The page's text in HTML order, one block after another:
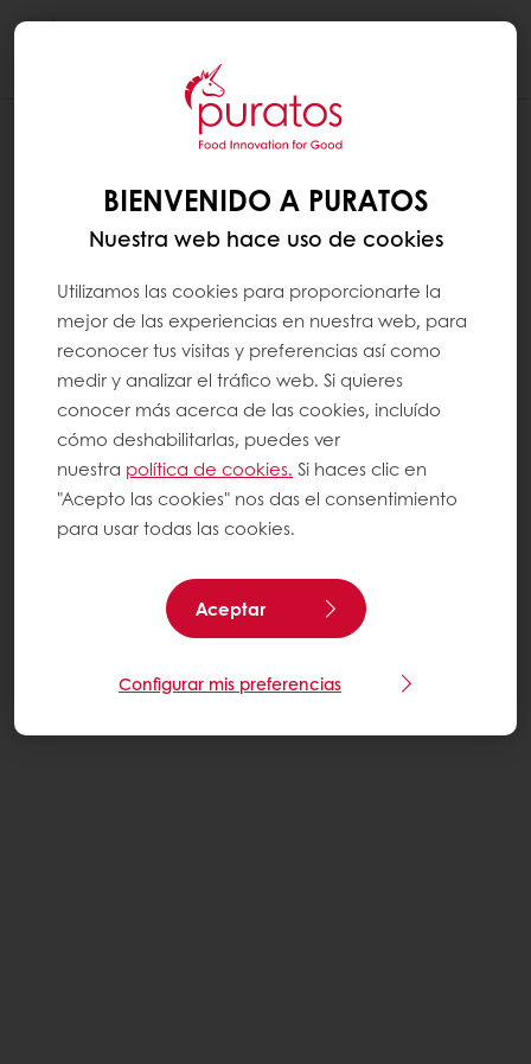
BIENVENIDO A PURATOS
Nuestra web hace uso de cookies
Utilizamos las cookies para proporcionarte la
mejor de las experiencias en nuestra web, para
reconocer tus visitas y preferencias así como
medir y analizar el tráfico web. Si quieres
conocer más acerca de las cookies, incluído
cómo deshabilitarlas, puedes ver
nuestra política de cookies. Si haces clic en
"Acepto las cookies" nos das el consentimiento
para usar todas las cookies.
Aceptar
Configurar mis preferencias